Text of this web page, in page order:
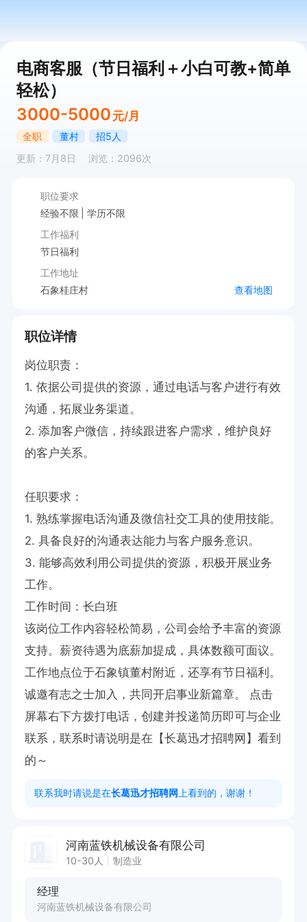
电商客服（节日福利＋小白可教+简单
轻松）
3000-5000 元/月
全职 董村
招5人
更新：7月8日
浏览：2096次
职位要求
经验不限
学历不限
工作福利
节日福利
工作地址
石象桂庄村
查看地图
职位详情
岗位职责：
1. 依据公司提供的资源，通过电话与客户进行有效
沟通，拓展业务渠道。
2. 添加客户微信，持续跟进客户需求，维护良好
的客户关系。
任职要求：
1. 熟练掌握电话沟通及微信社交工具的使用技能。
2. 具备良好的沟通表达能力与客户服务意识。
3. 能够高效利用公司提供的资源，积极开展业务
工作。
工作时间：长白班
该岗位工作内容轻松简易，公司会给予丰富的资源
支持。薪资待遇为底薪加提成，具体数额可面议。
工作地点位于石象镇董村附近，还享有节日福利。
诚邀有志之士加入，共同开启事业新篇章。 点击
屏幕右下方拨打电话，创建并投递简历即可与企业
联系，联系时请说明是在【长葛迅才招聘网】看到
的～
联系我时请说是在长葛迅才招聘网 上看到的，谢谢！
河南蓝铁机械设备有限公司
10-30人 制造业
经理
河南蓝铁机械设备有限公司